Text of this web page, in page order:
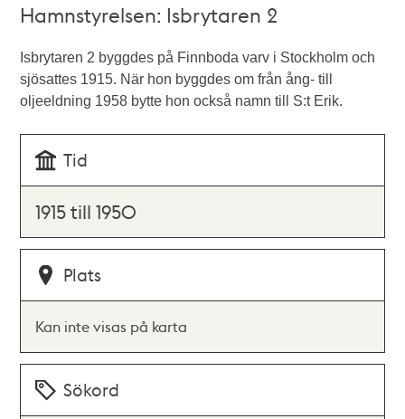
Hamnstyrelsen: Isbrytaren 2
Isbrytaren 2 byggdes på Finnboda varv i Stockholm och
sjösattes 1915. När hon byggdes om från ång- till
oljeeldning 1958 bytte hon också namn till S:t Erik.
Tid
1915 till 1950
Plats
Kan inte visas på karta
Sökord